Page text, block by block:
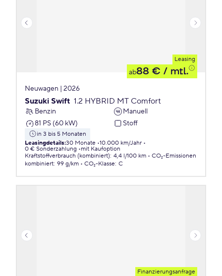
Leasing
ab88 € / mtl.
Neuwagen | 2026
Suzuki Swift 1.2 HYBRID MT Comfort
Benzin
Manuell
81 PS (60 kW)
Stoff
in 3 bis 5 Monaten
Leasingdetails:30 Monate 10.000 km/Jahr
0 € Sonderzahlung
mit Kaufoption
Kraftstoffverbrauch (kombiniert): 4,4 l/100 km
CO₂-Emissionen
kombiniert: 99 g/km CO₂-Klasse: C
Finanzierungsanfrage